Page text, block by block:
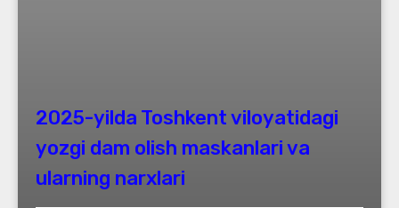
2025-yilda Toshkent viloyatidagi
yozgi dam olish maskanlari va
ularning narxlari